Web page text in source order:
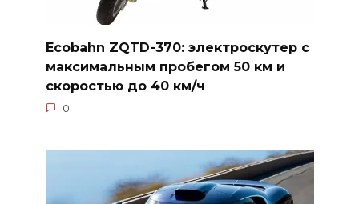
Ecobahn ZQTD-370: электроскутер с
максимальным пробегом 50 км и
скоростью до 40 км/ч
0